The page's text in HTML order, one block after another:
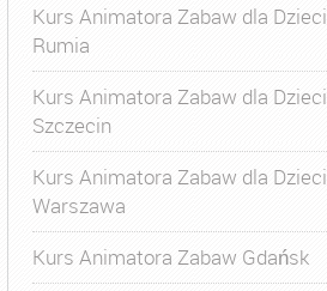
Kurs Animatora Zabaw dla Dzieci
Rumia
Kurs Animatora Zabaw dla Dzieci
Szczecin
Kurs Animatora Zabaw dla Dzieci
Warszawa
Kurs Animatora Zabaw Gdańsk